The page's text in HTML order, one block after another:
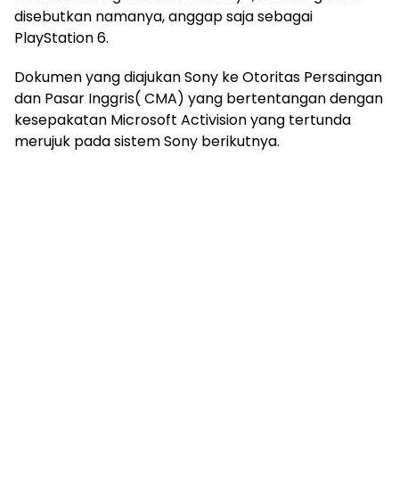
disebutkan namanya, anggap saja sebagai
PlayStation 6.
Dokumen yang diajukan Sony ke Otoritas Persaingan
dan Pasar Inggris( CMA) yang bertentangan dengan
kesepakatan Microsoft Activision yang tertunda
merujuk pada sistem Sony berikutnya.